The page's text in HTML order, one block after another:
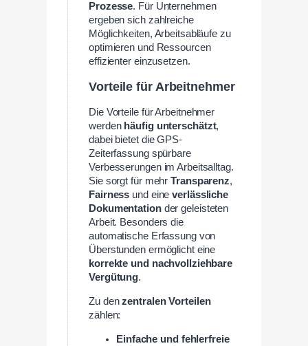
Prozesse. Für Unternehmen
ergeben sich zahlreiche
Möglichkeiten, Arbeitsabläufe zu
optimieren und Ressourcen
effizienter einzusetzen.
Vorteile für Arbeitnehmer
Die Vorteile für Arbeitnehmer
werden häufig unterschätzt,
dabei bietet die GPS-
Zeiterfassung spürbare
Verbesserungen im Arbeitsalltag.
Sie sorgt für mehrTransparenz,
Fairness und eineverlässliche
Dokumentationder geleisteten
Arbeit. Besonders die
automatische Erfassung von
Überstunden ermöglicht eine
korrekte und nachvollziehbare
Vergütung.
Zu denzentralen Vorteilen
zählen:
Einfache und fehlerfreie